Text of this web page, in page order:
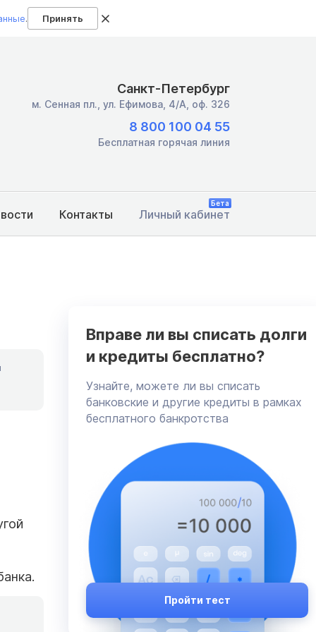
. Принять
Санкт-Петербург
м. Сенная пл., ул. Ефимова, 4/А, оф. 326
8 800 100 04 55
Бесплатная горячая линия
Контакты Личный кабинет
Бета
Вправе ли вы списать долги
и кредиты бесплатно?
Узнайте, можете ли вы списать
банковские и другие кредиты в рамках
бесплатного банкротства
Пройти тест